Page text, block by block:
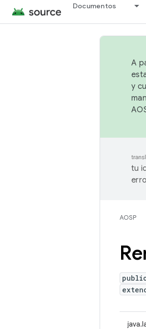
Documentos
A
y
tu
AOSP